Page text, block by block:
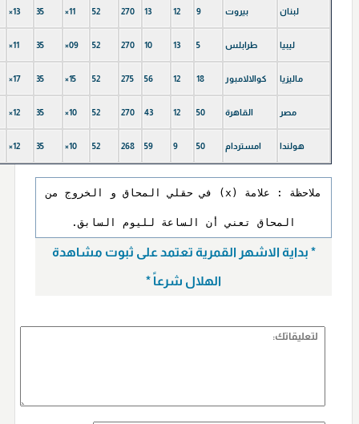
لبنان بیروت 9
12
13
270
52
×11
35
×13
لیبیا طرابلس 5
13
10
270
52
×09
35
×11
ماليزيا كوالالامبور 18
12
56
275
52
×15
35
×17
مصر القاهرة 50
12
43
270
52
×10
35
×12
هولندا امستردام 50
9
59
268
52
×10
35
×12
ملاحظة : علامة (x) في حقلي المحاق و الخروج من
المحاق تعني أن الساعة لليوم السابق.
* بداية الاشهر القمرية تعتمد على ثبوت مشاهدة
الهلال شرعاً *